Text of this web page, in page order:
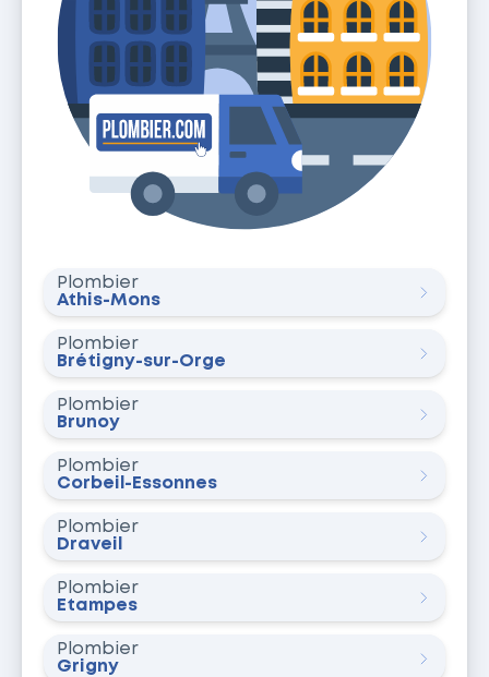
Plombier
Athis-Mons
Plombier
Brétigny-sur-Orge
Plombier
Brunoy
Plombier
Corbeil-Essonnes
Plombier
Draveil
Plombier
Étampes
Plombier
Grigny